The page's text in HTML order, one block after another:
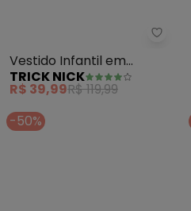
Vestido Infantil em
Cotton Leve (Azul)
TRICK NICK
R$ 39,99R$ 119,99
-50%